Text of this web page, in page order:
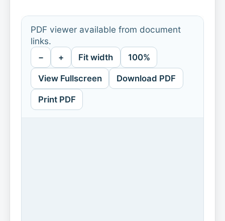
PDF viewer available from document
links.
− + Fit width 100%
View Fullscreen Download PDF
Print PDF